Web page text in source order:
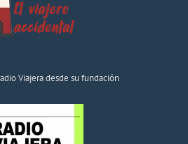
Viajera desde su fundación